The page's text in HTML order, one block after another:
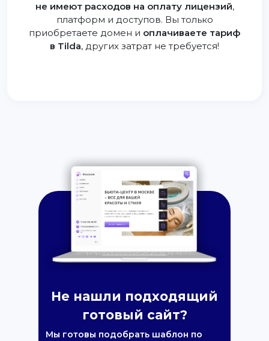
не имеют расходов на оплату лицензий,
платформ и доступов. Вы только
приобретаете домен и оплачиваете тариф
в Tilda, других затрат не требуется!
Не нашли подходящий
готовый сайт?
Мы готовы подобрать шаблон по